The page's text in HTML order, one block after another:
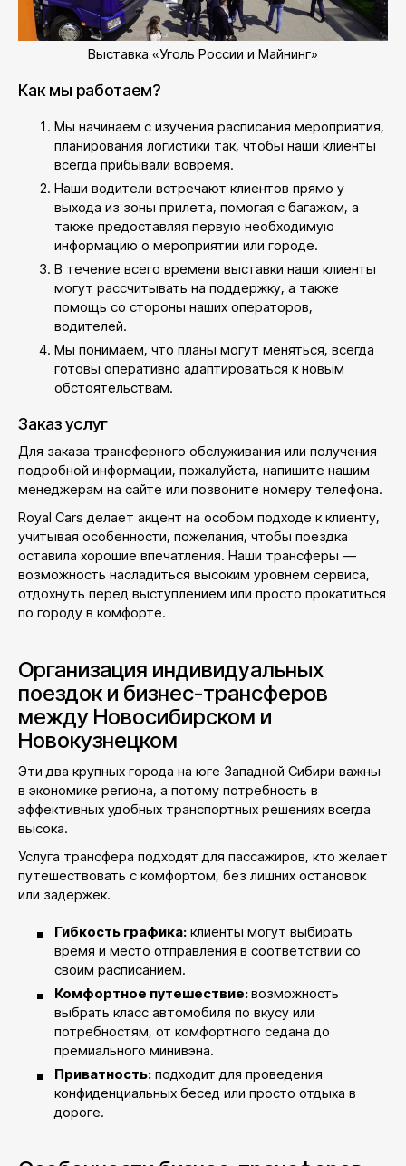
Выставка «Уголь России и Майнинг»
Как мы работаем?
Мы начинаем с изучения расписания мероприятия,
планирования логистики так, чтобы наши клиенты
всегда прибывали вовремя.
Наши водители встречают клиентов прямо у
выхода из зоны прилета, помогая с багажом, а
также предоставляя первую необходимую
информацию о мероприятии или городе.
В течение всего времени выставки наши клиенты
могут рассчитывать на поддержку, а также
помощь со стороны наших операторов,
водителей.
Мы понимаем, что планы могут меняться, всегда
готовы оперативно адаптироваться к новым
обстоятельствам.
Заказ услуг
Для заказа трансферного обслуживания или получения
подробной информации, пожалуйста, напишите нашим
менеджерам на сайте или позвоните номеру телефона.
Royal Cars делает акцент на особом подходе к клиенту,
учитывая особенности, пожелания, чтобы поездка
оставила хорошие впечатления. Наши трансферы —
возможность насладиться высоким уровнем сервиса,
отдохнуть перед выступлением или просто прокатиться
по городу в комфорте.
Организация индивидуальных
поездок и бизнес-трансферов
между Новосибирском и
Новокузнецком
Эти два крупных города на юге Западной Сибири важны
в экономике региона, а потому потребность в
эффективных удобных транспортных решениях всегда
высока.
Услуга трансфера подходят для пассажиров, кто желает
путешествовать с комфортом, без лишних остановок
или задержек.
Гибкость графика: клиенты могут выбирать
время и место отправления в соответствии со
своим расписанием.
Комфортное путешествие:возможность
выбрать класс автомобиля по вкусу или
потребностям, от комфортного седана до
премиального минивэна.
Приватность: подходит для проведения
конфиденциальных бесед или просто отдыха в
дороге.